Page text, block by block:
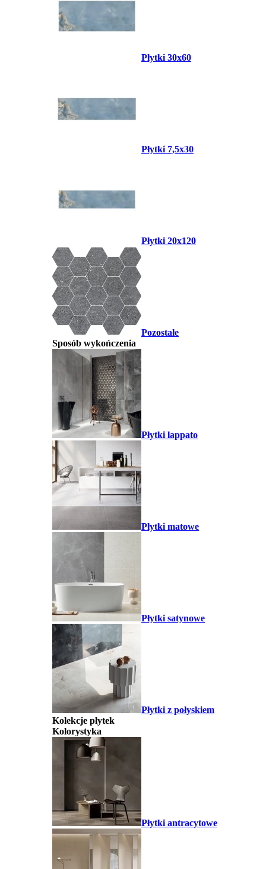
Płytki 30x60
Płytki 7,5x30
Płytki 20x120
Pozostałe
Sposób wykończenia
Płytki lappato
Płytki matowe
Płytki satynowe
Płytki z połyskiem
Kolekcje płytek
Kolorystyka
Płytki antracytowe